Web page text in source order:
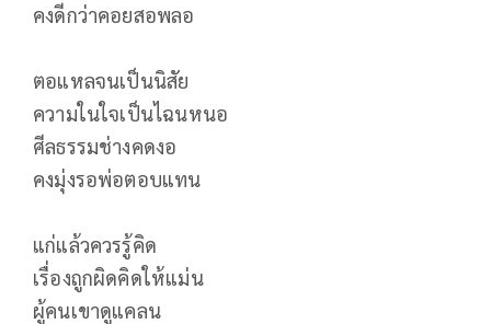
คงดีกว่าคอยสอพลอ
ตอแหลจนเป็นนิสัย
ความในใจเป็นไฉนหนอ
ศีลธรรมช่างคดงอ
คงมุ่งรอพ่อตอบแทน
แก่แล้วควรรู้คิด
เรื่องถูกผิดคิดให้แม่น
ผู้คนเขาดูแคลน